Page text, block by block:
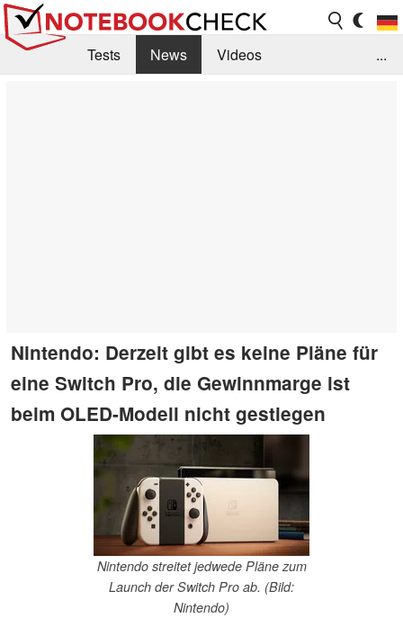
Tests News
Videos
...
Nintendo: Derzeit gibt es keine Pläne für
eine Switch Pro, die Gewinnmarge ist
beim OLED-Modell nicht gestiegen
Nintendo streitet jedwede Pläne zum
Launch der Switch Pro ab. (Bild:
Nintendo)